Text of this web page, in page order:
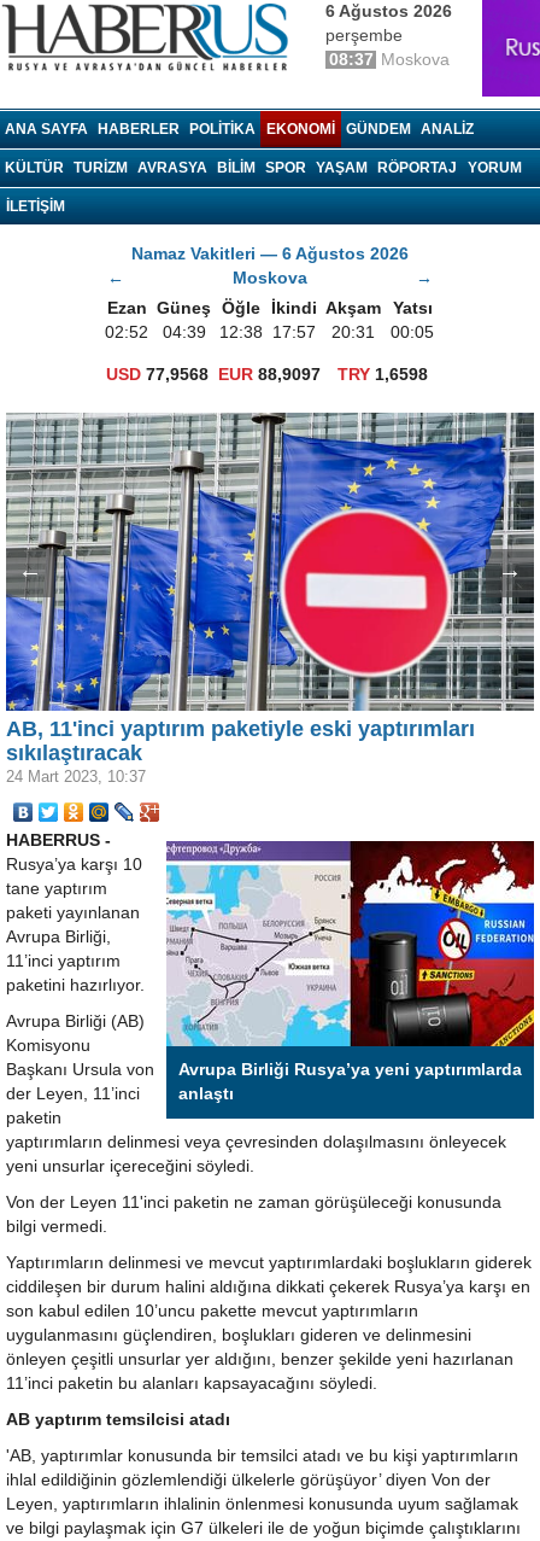
6 Ağustos 2026
perşembe
08:37 Moskova
ANA SAYFA HABERLER POLITIKA EKONOMI GÜNDEM ANALIZ
KÜLTÜR TURIZM AVRASYA BILIM SPOR YAŞAM RÖPORTAJ YORUM
İLETİŞİM
Namaz Vakitleri — 6 Ağustos 2026
←
Moskova
→
Ezan Güneş Öğle İkindi Akşam
Yatsı
02:52
04:39 12:38 17:57 20:31 00:05
USD 77,9568 EUR 88,9097 TRY1,6598
← →
AB, 11'inci yaptırım paketiyle eski yaptırımları
sıkılaştıracak
24 Mart 2023, 10:37
Avrupa Birliği Rusya’ya yeni yaptırımlarda
anlaştı
HABERRUS -
Rusya’ya karşı 10
tane yaptırım
paketi yayınlanan
Avrupa Birliği,
11’inci yaptırım
paketini hazırlıyor.
Avrupa Birliği (AB)
Komisyonu
Başkanı Ursula von
der Leyen, 11’inci
paketin
yaptırımların delinmesi veya çevresinden dolaşılmasını önleyecek
yeni unsurlar içereceğini söyledi.
Von der Leyen 11'inci paketin ne zaman görüşüleceği konusunda
bilgi vermedi.
Yaptırımların delinmesi ve mevcut yaptırımlardaki boşlukların giderek
ciddileşen bir durum halini aldığına dikkati çekerek Rusya’ya karşı en
son kabul edilen 10’uncu pakette mevcut yaptırımların
uygulanmasını güçlendiren, boşlukları gideren ve delinmesini
önleyen çeşitli unsurlar yer aldığını, benzer şekilde yeni hazırlanan
11’inci paketin bu alanları kapsayacağını söyledi.
AB yaptırım temsilcisi atadı
'AB, yaptırımlar konusunda bir temsilci atadı ve bu kişi yaptırımların
ihlal edildiğinin gözlemlendiği ülkelerle görüşüyor’ diyen Von der
Leyen, yaptırımların ihlalinin önlenmesi konusunda uyum sağlamak
ve bilgi paylaşmak için G7 ülkeleri ile de yoğun biçimde çalıştıklarını